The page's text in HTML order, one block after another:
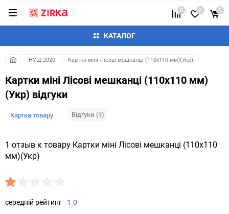
КАТАЛОГ
0 0 0
НУШ 2020 Картки міні Лісові мешканці (110х110 мм)(Укр)
Картки міні Лісові мешканці (110х110 мм)
(Укр) відгуки
Картка товару Відгуки (1)
1 отзыв к товару Картки міні Лісові мешканці (110х110
мм)(Укр)
1.0
середній рейтинг